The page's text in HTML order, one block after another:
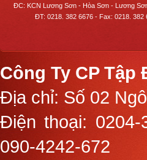
ĐC: KCN Lương Sơn - Hòa Sơn - Lương
ĐT: 0218. 382 6676 - Fax: 0218. 382
Công Ty CP Tập
Địa chỉ: Số 02
Điện thoại: 0204-
090-4242-672